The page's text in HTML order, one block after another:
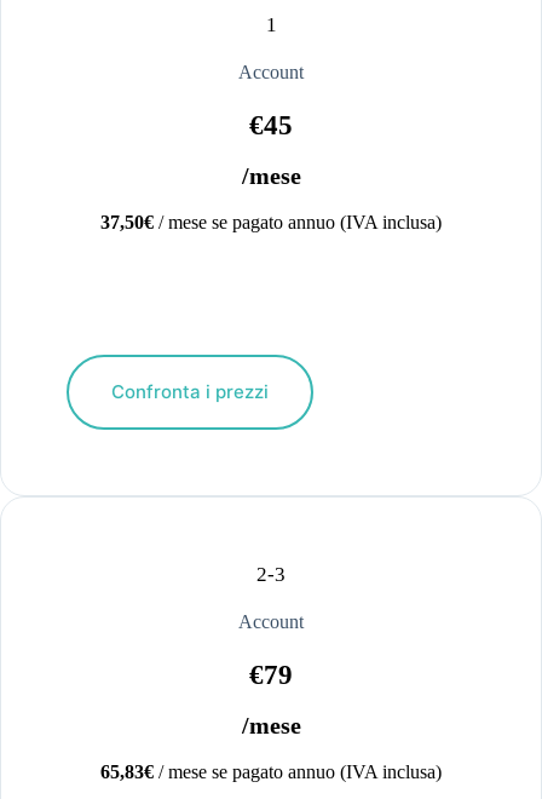
1
Account
€45
/mese
37,50€ / mese se pagato annuo (IVA inclusa)
Confronta i prezzi
2-3
Account
€79
/mese
65,83€ / mese se pagato annuo (IVA inclusa)